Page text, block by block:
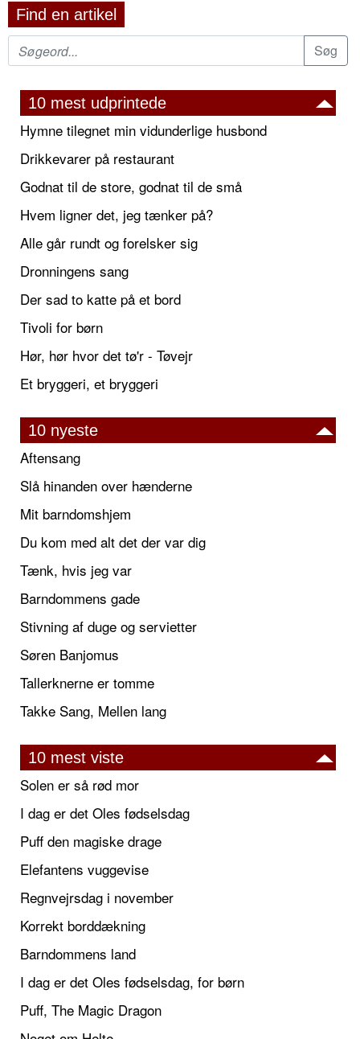
Find en artikel
10 mest udprintede
Hymne tilegnet min vidunderlige husbond
Drikkevarer på restaurant
Godnat til de store, godnat til de små
Hvem ligner det, jeg tænker på?
Alle går rundt og forelsker sig
Dronningens sang
Der sad to katte på et bord
Tivoli for børn
Hør, hør hvor det tø'r - Tøvejr
Et bryggeri, et bryggeri
10 nyeste
Aftensang
Slå hinanden over hænderne
Mit barndomshjem
Du kom med alt det der var dig
Tænk, hvis jeg var
Barndommens gade
Stivning af duge og servietter
Søren Banjomus
Tallerknerne er tomme
Takke Sang, Mellen lang
10 mest viste
Solen er så rød mor
I dag er det Oles fødselsdag
Puff den magiske drage
Elefantens vuggevise
Regnvejrsdag i november
Korrekt borddækning
Barndommens land
I dag er det Oles fødselsdag, for børn
Puff, The Magic Dragon